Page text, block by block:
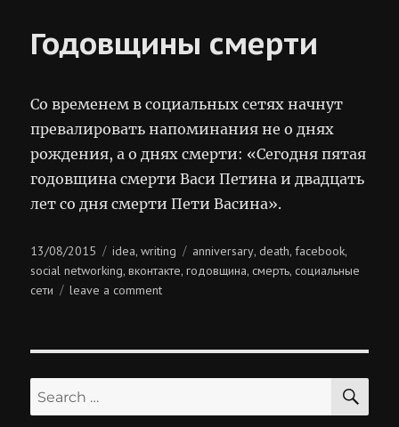
Годовщины смерти
Со временем в социальных сетях начнут
превалировать напоминания не о днях
рождения, а о днях смерти: «Сегодня пятая
годовщина смерти Васи Петина и двадцать
лет со дня смерти Пети Васина».
Posted
on
13/08/2015 Categories
idea,writing Tags
anniversary,death,facebook,
social networking,вконтакте,годовщина,смерть,социальные
сети
leave a commenton
Search
for: